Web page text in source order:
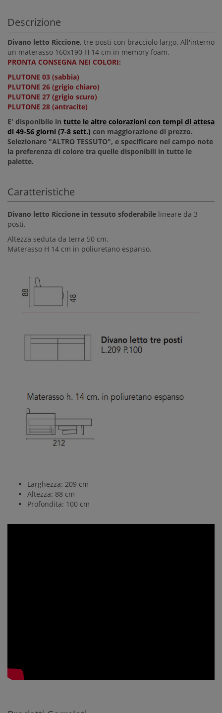
Descrizione
Divano letto Riccione, tre posti con bracciolo largo. All'interno
un materasso 160x190 H 14 cm in memory foam.
PRONTA CONSEGNA NEI COLORI:
PLUTONE 03 (sabbia)
PLUTONE 26 (grigio chiaro)
PLUTONE 27 (grigio scuro)
PLUTONE 28 (antracite)
E' disponibile in tutte le altre colorazioni con tempi di attesa
di 49-56 giorni (7-8 sett.) con maggiorazione di prezzo.
Selezionare "ALTRO TESSUTO", e specificare nel campo note
la preferenza di colore tra quelle disponibili in tutte le
palette.
Caratteristiche
Divano letto Riccione in tessuto sfoderabile lineare da 3
posti.
Altezza seduta da terra 50 cm.
Materasso H 14 cm in poliuretano espanso.
Larghezza: 209 cm
Altezza: 88 cm
Profondita: 100 cm